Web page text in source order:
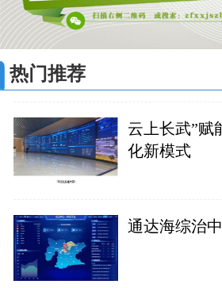
热门推荐
云上长武”赋
化新模式
通达海综治